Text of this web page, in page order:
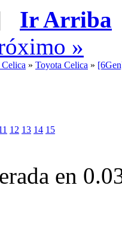
Ir Arriba
»
» Toyota Celica »
12 13 14 15
en